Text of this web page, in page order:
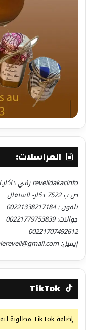
المراسلات:
reveildakar.info رفي داكار.انفو
ص ب 7522 دكار- السنغال
تلفون : 00221338217184
جوالات: 00221779753839
00221707492612
إيميل: assahwalereveil@gmail.com
TikTok
إضافة TikTok مطلوبة لتفعيل هذه المنطقة.